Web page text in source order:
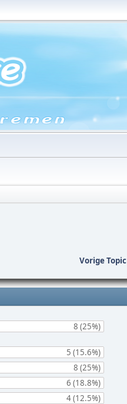
Vorige Topic
8 (25%)
5 (15.6%)
8 (25%)
6 (18.8%)
4 (12.5%)